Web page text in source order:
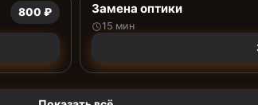
800 ₽ Замена оптики
15 мин